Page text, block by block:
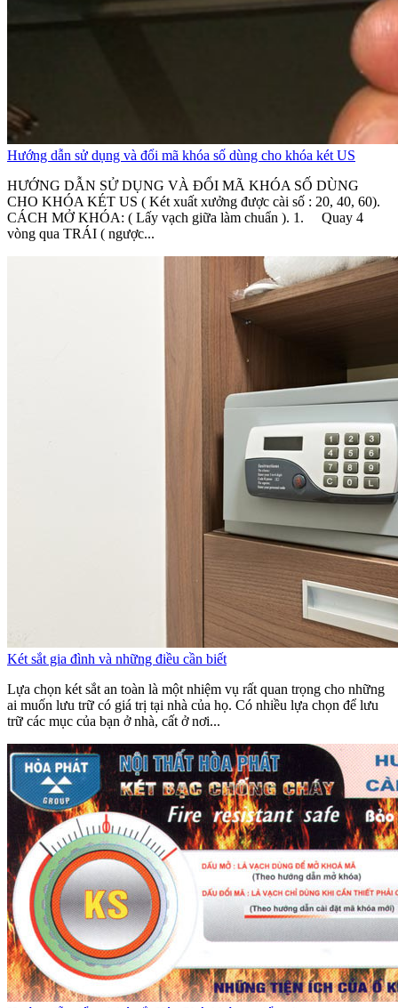
Hướng dẫn sử dụng và đổi mã khóa số dùng cho khóa két US
HƯỚNG DẪN SỬ DỤNG VÀ ĐỔI MÃ KHÓA SỐ DÙNG
CHO KHÓA KÉT US ( Két xuất xưởng được cài số : 20, 40, 60).
CÁCH MỞ KHÓA: ( Lấy vạch giữa làm chuẩn ). 1. Quay 4
vòng qua TRÁI ( ngược...
Két sắt gia đình và những điều cần biết
Lựa chọn két sắt an toàn là một nhiệm vụ rất quan trọng cho những
ai muốn lưu trữ có giá trị tại nhà của họ. Có nhiều lựa chọn để lưu
trữ các mục của bạn ở nhà, cất ở nơi...